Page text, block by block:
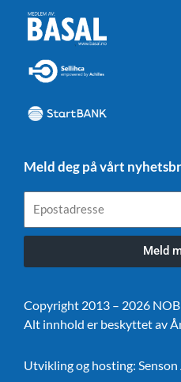
Meld deg på vårt
Epostadresse
Meld
Copyright 2013 – 2026
Alt innhold er beskyttet av
Utvikling og hosting: Senson